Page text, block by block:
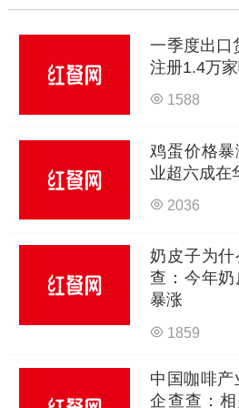
一季度出口
注册1.4万
1588
鸡蛋价格
业超六成在
2036
奶皮子为
查：今年
暴涨
1859
中国咖啡产
企查查：